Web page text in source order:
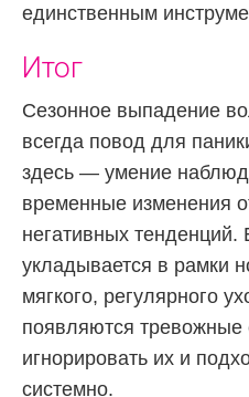
единственным
Итог
Сезонное выпадение
всегда повод для
здесь — умение
временные изменения
негативных тенденций.
укладывается в рамки
мягкого, регулярного
появляются
игнорировать их и
системно.